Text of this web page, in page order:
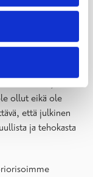
asemassa
valoisat, kuten
ollut eikä ole
että julkinen
ja tehokasta